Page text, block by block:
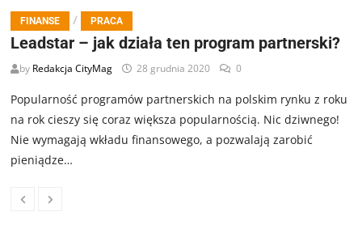
FINANSE / PRACA
Leadstar – jak działa ten program partnerski?
by Redakcja CityMag 28 grudnia 2020 0
Popularność programów partnerskich na polskim rynku z roku
na rok cieszy się coraz większa popularnością. Nic dziwnego!
Nie wymagają wkładu finansowego, a pozwalają zarobić
pieniądze…